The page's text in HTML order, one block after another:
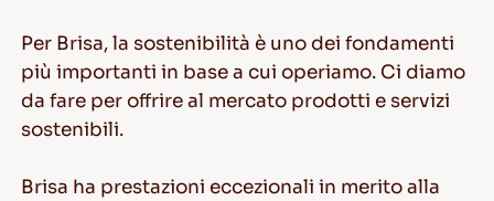
Per Brisa, la sostenibilità è uno dei fondamenti
più importanti in base a cui operiamo. Ci diamo
da fare per offrire al mercato prodotti e servizi
sostenibili.
Brisa ha prestazioni eccezionali in merito alla